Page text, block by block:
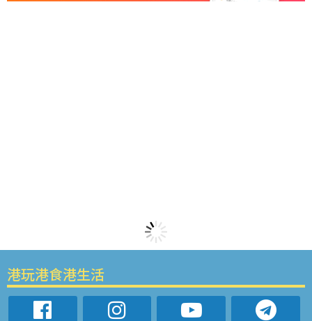
港玩港食港生活